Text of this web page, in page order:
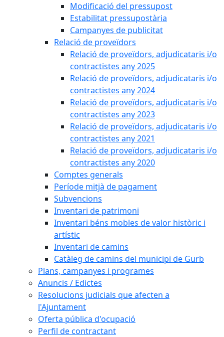
Modificació del pressupost
Estabilitat pressupostària
Campanyes de publicitat
Relació de proveïdors
Relació de proveïdors, adjudicataris i/o
contractistes any 2025
Relació de proveïdors, adjudicataris i/o
contractistes any 2024
Relació de proveïdors, adjudicataris i/o
contractistes any 2023
Relació de proveïdors, adjudicataris i/o
contractistes any 2021
Relació de proveïdors, adjudicataris i/o
contractistes any 2020
Comptes generals
Període mitjà de pagament
Subvencions
Inventari de patrimoni
Inventari béns mobles de valor històric i
artístic
Inventari de camins
Catàleg de camins del municipi de Gurb
Plans, campanyes i programes
Anuncis / Edictes
Resolucions judicials que afecten a
l'Ajuntament
Oferta pública d'ocupació
Perfil de contractant